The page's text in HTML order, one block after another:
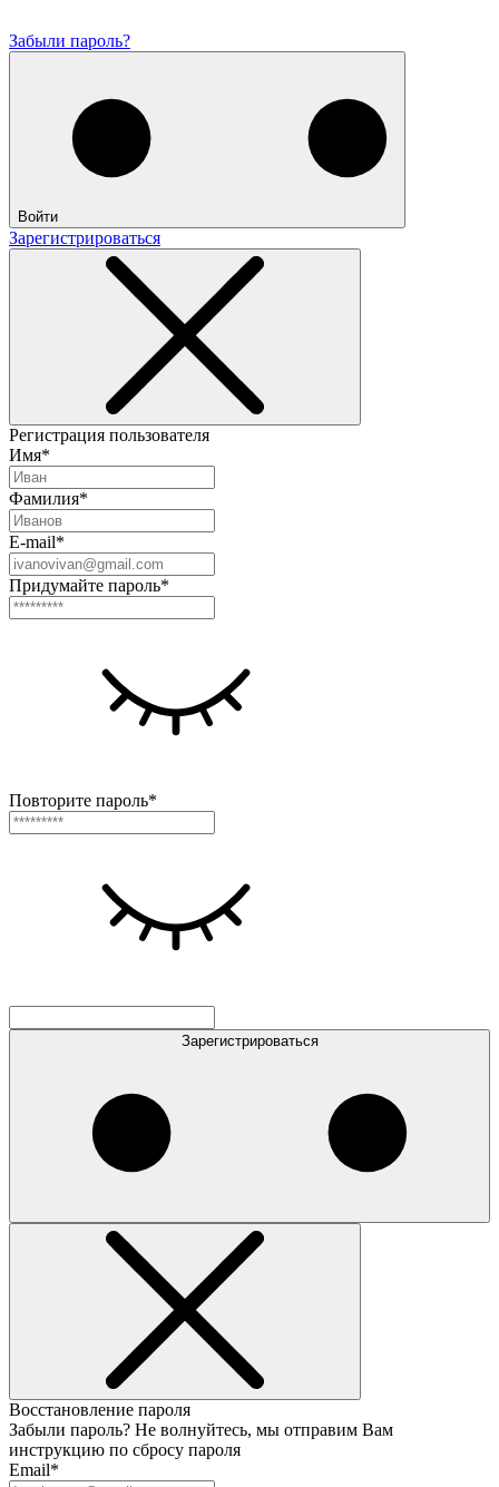
Забыли пароль?
Войти
Зарегистрироваться
Регистрация пользователя
Имя*
Фамилия*
E-mail*
Придумайте пароль*
Повторите пароль*
Зарегистрироваться
Восстановление пароля
Забыли пароль? Не волнуйтесь, мы отправим Вам
инструкцию по сбросу пароля
Email*